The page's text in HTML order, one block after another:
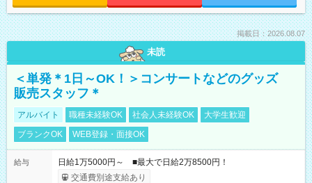
掲載日：2026.08.07
未読
＜単発＊1日～OK！＞コンサートなどのグッズ
販売スタッフ＊
アルバイト 職種未経験OK 社会人未経験OK
大学生歓迎
ブランクOK
WEB登録・面接OK
給与
日給1万5000円～ ■最大で日給2万8500円！
交通費別途支給あり